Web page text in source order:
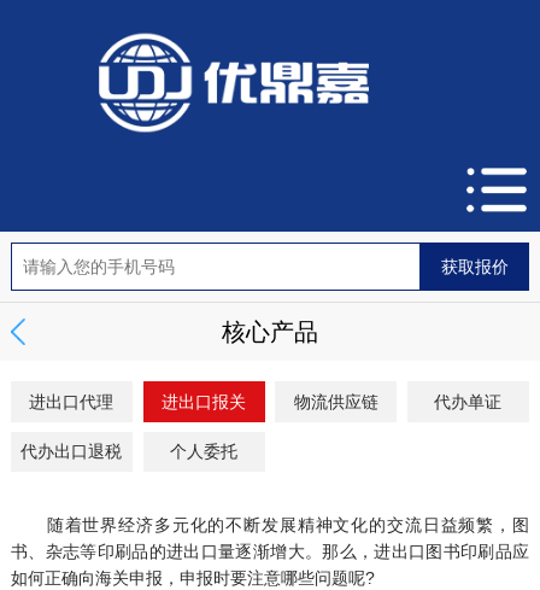
核心产品
进出口代理 进出口报关 物流供应链 代办单证
代办出口退税 个人委托
随着世界经济多元化的不断发展精神文化的交流日益频繁，图
书、杂志等印刷品的进出口量逐渐增大。那么，进出口图书印刷品应
如何正确向海关申报，申报时要注意哪些问题呢?